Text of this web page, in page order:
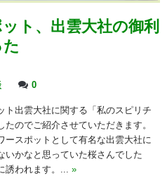
ト、出雲大社の御利
0
ト出雲大社に関する「私のスピリチ
のでご紹介させていただきます。
ースポットとして有名な出雲大社に
いかなと思っていた桜さんでした
誘われます。... »